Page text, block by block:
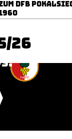
DFB
26